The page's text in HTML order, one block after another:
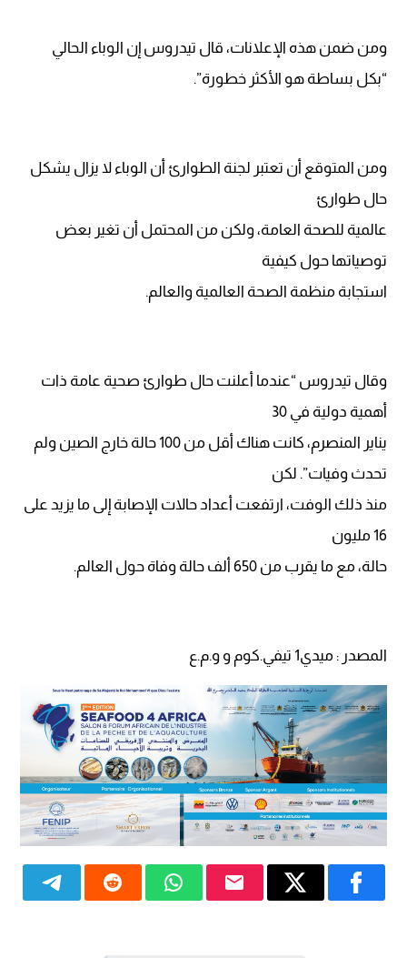
ومن ضمن هذه الإعلانات، قال تيدروس إن الوباء الحالي
“بكل بساطة هو الأكثر خطورة”.
ومن المتوقع أن تعتبر لجنة الطوارئ أن الوباء لا يزال يشكل
حال طوارئ
عالمية للصحة العامة، ولكن من المحتمل أن تغير بعض
توصياتها حول كيفية
استجابة منظمة الصحة العالمية والعالم.
وقال تيدروس “عندما أعلنت حال طوارئ صحية عامة ذات
أهمية دولية في 30
يناير المنصرم، كانت هناك أقل من 100 حالة خارج الصين ولم
تحدث وفيات”. لكن
منذ ذلك الوفت، ارتفعت أعداد حالات الإصابة إلى ما يزيد على
16 مليون
حالة، مع ما يقرب من 650 ألف حالة وفاة حول العالم.
المصدر : ميدي1 تيفي.كوم و و.م.ع